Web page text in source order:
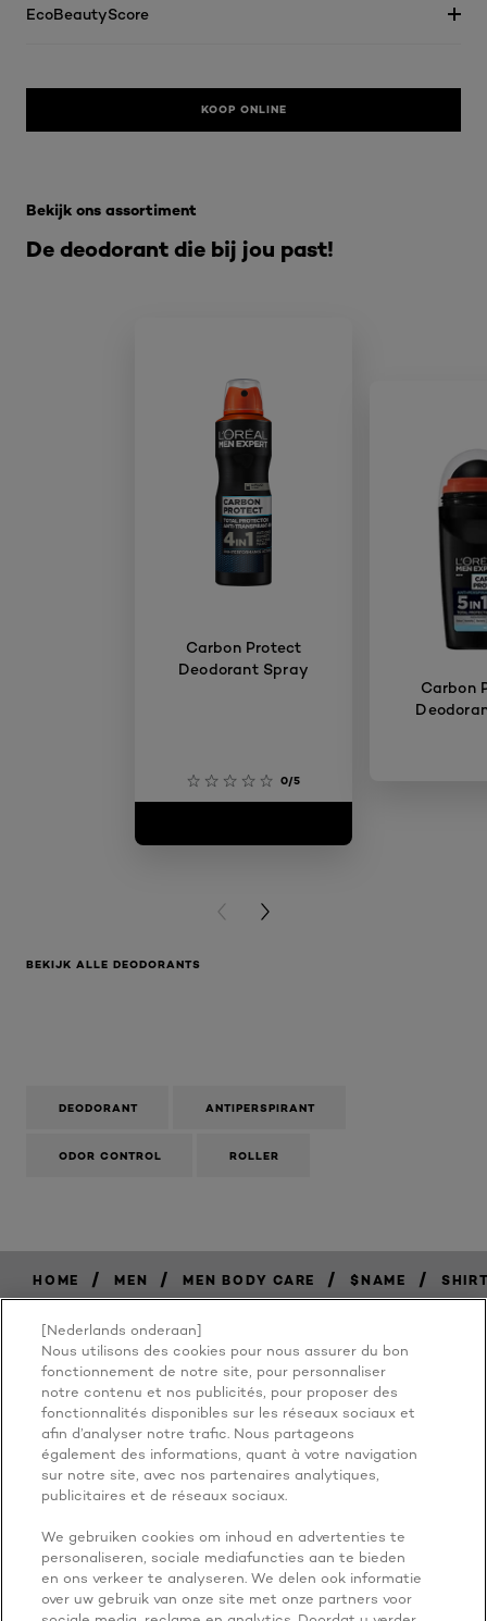
EcoBeautyScore
KOOP ONLINE
De deodorant die bij jou past!
Bekijk ons assortiment
Carbon Protect
Deodorant Spray
0/5
Carbon
PREVIOUS CARD
NEXT CARD
BEKIJK ALLE DEODORANTS
DEODORANT ANTIPERSPIRANT
ODOR CONTROL ROLLER
HOME / MEN / MEN BODY CARE / $NAME /
BECAUSE
YOU'RE
WORTH IT
[Nederlands onderaan]
Nous utilisons des cookies pour nous assurer du bon
fonctionnement de notre site, pour personnaliser
notre contenu et nos publicités, pour proposer des
fonctionnalités disponibles sur les réseaux sociaux et
afin d’analyser notre trafic. Nous partageons
également des informations, quant à votre navigation
sur notre site, avec nos partenaires analytiques,
publicitaires et de réseaux sociaux.
We gebruiken cookies om inhoud en advertenties te
personaliseren, sociale mediafuncties aan te bieden
en ons verkeer te analyseren. We delen ook informatie
over uw gebruik van onze site met onze partners voor